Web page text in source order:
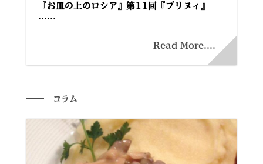
『お皿の上のロシア』第11回『ブリヌィ』
……
Read More....
コラム